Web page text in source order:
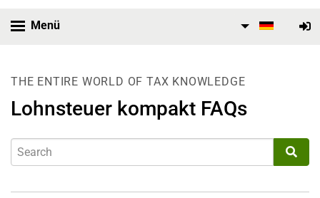
Menü
THE ENTIRE WORLD OF TAX KNOWLEDGE
Lohnsteuer kompakt FAQs